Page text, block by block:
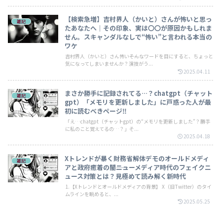
雑記
【検索急増】吉村界人（かいと）さんが怖いと思っ
たあなたへ｜その印象、実は〇〇が原因かもしれま
せん。スキャンダルなしで“怖い”と言われる本当の
ワケ
吉村界人（かいと）さん怖い――そんなワードを目にすると、ちょっと
気になってしまいませんか？演技がう...
2025.04.11
雑記
まさか勝手に記録されてる…？chatgpt（チャット
gpt）「メモリを更新しました」に戸惑った人が最
初に読むべきページ‼️
「え…chatgpt（チャットgpt）の“メモリを更新しました”？勝手
に私のこと覚えてるの…？」そ...
2025.04.18
雑記
Xトレンドが暴く財務省解体デモのオールドメディ
アと政府癒着の闇――ニューメディア時代のフェイクニ
ュース対策とは？見極めて読み解く新時代
1.【Xトレンドとオールドメディアの背景】 X（旧Twitter）のタイ
ムラインを眺めると、...
2025.05.25